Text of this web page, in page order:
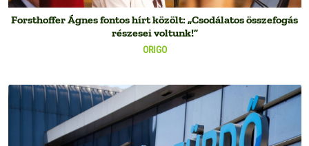
ORIGO
Forsthoffer Ágnes fontos hírt közölt: „Csodálatos összefogás
részesei voltunk!”